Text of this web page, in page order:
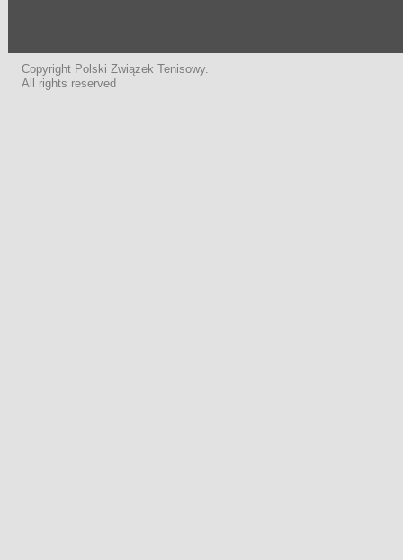
Copyright Polski Związek Tenisowy.
All rights reserved